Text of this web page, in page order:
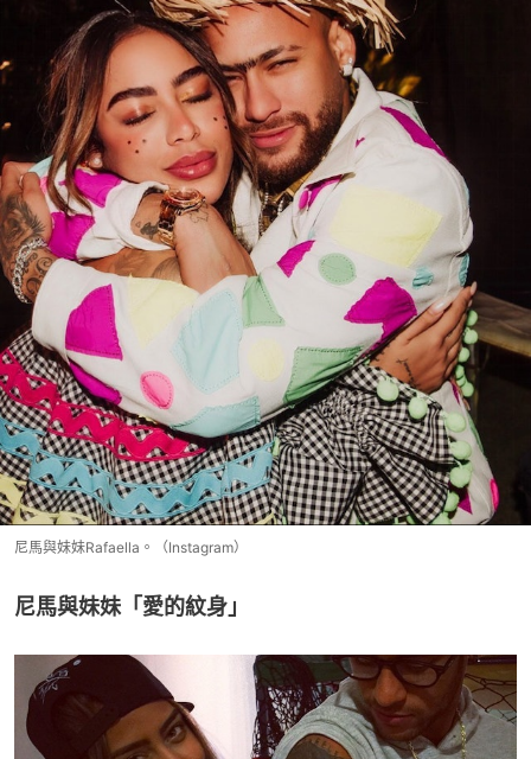
尼馬與妹妹Rafaella。（Instagram）
尼馬與妹妹「愛的紋身」